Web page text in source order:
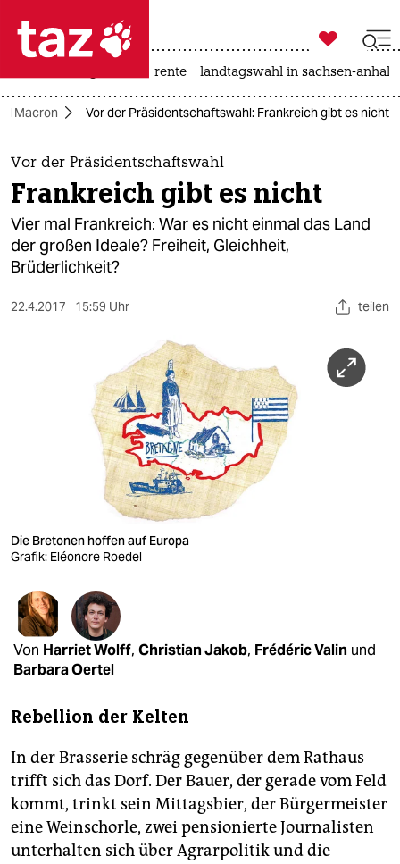
 taz zahl ich
taz zahl ich
themen
politik
öko
verlag
veranstaltungen
shop
fragen & hilfe
genossenschaft
epaper login

taz zahl ich
rente landtagswahl in sachsen-anhalt
Macron Vor der Präsidentschaftswahl: Frankreich gibt es nicht
Vor der Präsidentschaftswahl
Frankreich gibt es nicht
Vier mal Frankreich: War es nicht einmal das Land
der großen Ideale? Freiheit, Gleichheit,
Brüderlichkeit?
22.4.2017 15:59 Uhr teilen
Die Bretonen hoffen auf Europa
Grafik: Eléonore Roedel
Von Harriet Wolff, Christian Jakob, Frédéric Valin und
Barbara Oertel
Rebellion der Kelten
In der Brasserie schräg gegenüber dem Rathaus
trifft sich das Dorf. Der Bauer, der gerade vom Feld
kommt, trinkt sein Mittagsbier, der Bürgermeister
eine Weinschorle, zwei pensionierte Journalisten
unterhalten sich über Agrar­po­li­tik und die